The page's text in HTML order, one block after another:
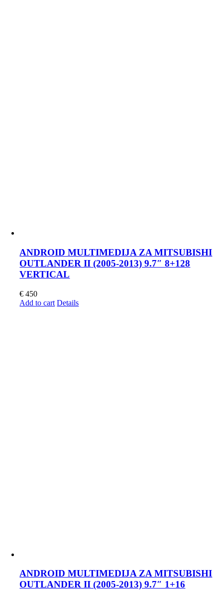
ANDROID MULTIMEDIJA ZA MITSUBISHI
OUTLANDER II (2005-2013) 9.7″ 8+128
VERTICAL
€ 450
Add to cart Details
ANDROID MULTIMEDIJA ZA MITSUBISHI
OUTLANDER II (2005-2013) 9.7″ 1+16